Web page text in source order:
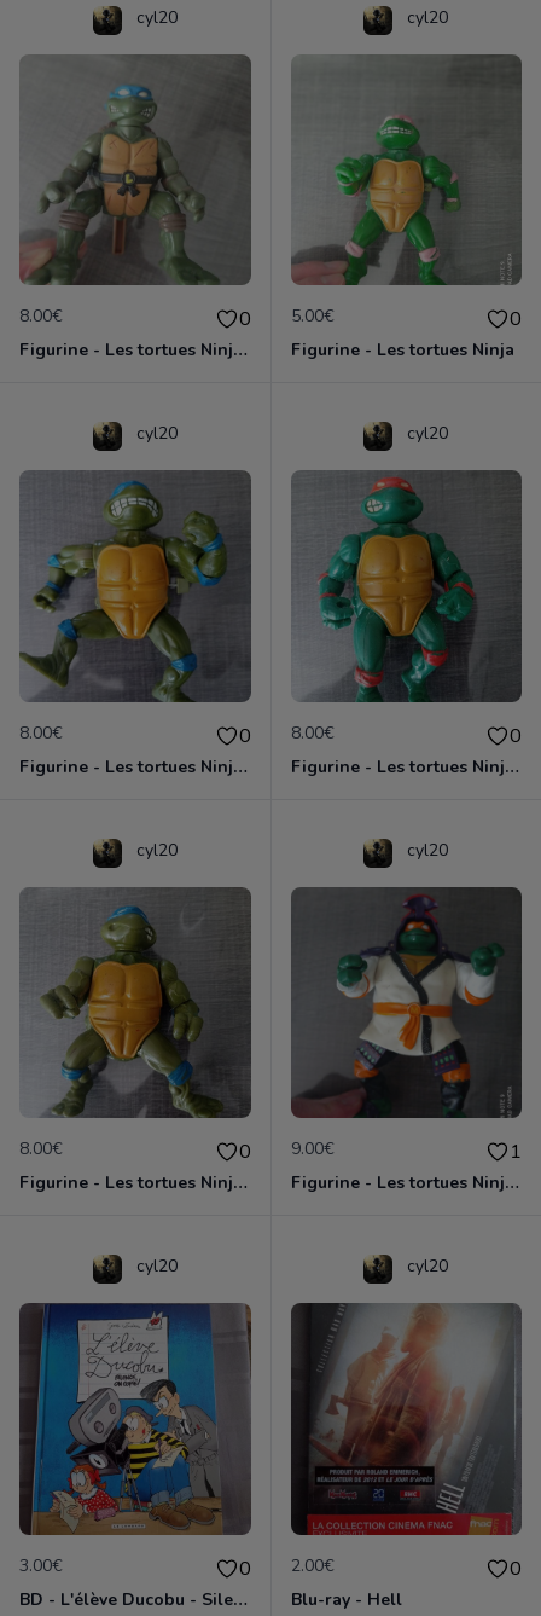
cyl20
8.00€ 0
Figurine - Les tortues Ninja - Leonardo
cyl20
5.00€ 0
Figurine - Les tortues Ninja
cyl20
8.00€ 0
Figurine - Les tortues Ninja - Leonardo
cyl20
8.00€ 0
Figurine - Les tortues Ninja - Michaelangelo
cyl20
8.00€ 0
Figurine - Les tortues Ninja - Leonardo
cyl20
9.00€ 1
Figurine - Les tortues Ninja - Michelangelo
cyl20
3.00€ 0
BD - L'élève Ducobu - Silence, on copie
cyl20
2.00€ 0
Blu-ray - Hell